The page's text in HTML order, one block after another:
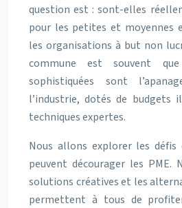
question est : sont-elles
pour les petites et moyennes
les organisations à but non
commune est souvent
sophistiquées sont
l’industrie, dotés de budgets
techniques expertes.
Nous allons explorer les
peuvent décourager les PME.
solutions créatives et les
permettent à tous de